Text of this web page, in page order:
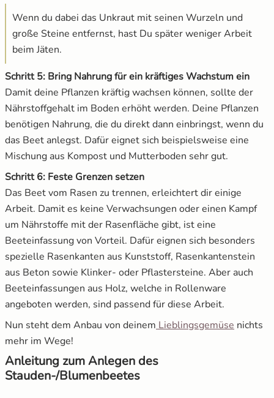
Wenn du dabei das Unkraut mit seinen Wurzeln und
große Steine entfernst, hast Du später weniger Arbeit
beim Jäten.
Schritt 5: Bring Nahrung für ein kräftiges Wachstum ein
Damit deine Pflanzen kräftig wachsen können, sollte der
Nährstoffgehalt im Boden erhöht werden. Deine Pflanzen
benötigen Nahrung, die du direkt dann einbringst, wenn du
das Beet anlegst. Dafür eignet sich beispielsweise eine
Mischung aus Kompost und Mutterboden sehr gut.
Schritt 6: Feste Grenzen setzen
Das Beet vom Rasen zu trennen, erleichtert dir einige
Arbeit. Damit es keine Verwachsungen oder einen Kampf
um Nährstoffe mit der Rasenfläche gibt, ist eine
Beeteinfassung von Vorteil. Dafür eignen sich besonders
spezielle Rasenkanten aus Kunststoff, Rasenkantenstein
aus Beton sowie Klinker- oder Pflastersteine. Aber auch
Beeteinfassungen aus Holz, welche in Rollenware
angeboten werden, sind passend für diese Arbeit.
Nun steht dem Anbau von deinem Lieblingsgemüse nichts
mehr im Wege!
Anleitung zum Anlegen des
Stauden-/Blumenbeetes